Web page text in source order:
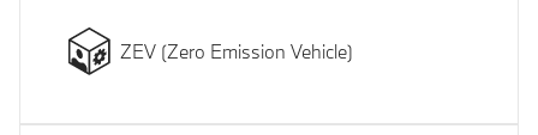
ZEV (Zero Emission Vehicle)